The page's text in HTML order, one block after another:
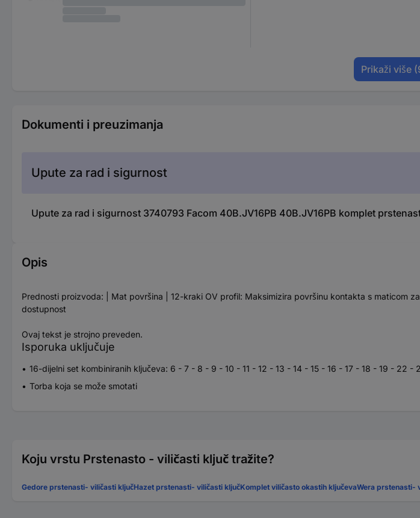
Prikaži više
Dokumenti i preuzimanja
Upute za rad i sigurnost
Upute za rad i sigurnost 3740793 Facom 40B.JV16PB 40B.JV16PB komplet
Opis
Prednosti proizvoda: | Mat površina | 12-kraki OV profil: Maksimizira površinu kontakta s maticom
dostupnost
Ovaj tekst je strojno preveden.
Isporuka uključuje
16-dijelni set kombiniranih ključeva: 6 - 7 - 8 - 9 - 10 - 11 - 12 - 13 - 14 - 15 - 16 - 17 - 18 - 19 - 22 -
Torba koja se može smotati
Koju vrstu Prstenasto - viličasti ključ tražite?
Gedore prstenasti- viličasti ključHazet prstenasti- viličasti ključKomplet viličasto okastih ključevaWera prstenasti-